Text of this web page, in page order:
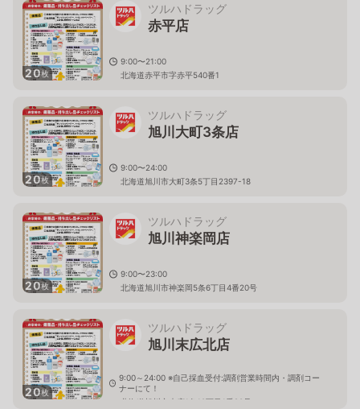
20枚
ツルハドラッグ
赤平店
9:00〜21:00
北海道赤平市字赤平540番1
20枚
ツルハドラッグ
旭川大町3条店
9:00〜24:00
北海道旭川市大町3条5丁目2397-18
20枚
ツルハドラッグ
旭川神楽岡店
9:00〜23:00
北海道旭川市神楽岡5条6丁目4番20号
20枚
ツルハドラッグ
旭川末広北店
9:00～24:00 ※自己採血受付:調剤営業時間内・調剤コー
ナーにて！
北海道旭川市末広1条10丁目1番20号